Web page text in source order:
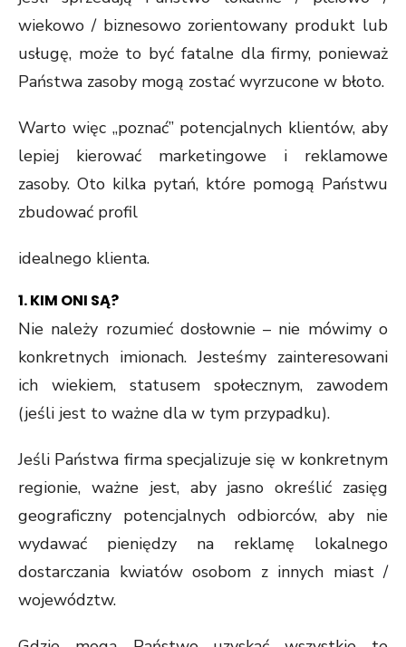
wiekowo / biznesowo zorientowany produkt lub
usługę, może to być fatalne dla firmy, ponieważ
Państwa zasoby mogą zostać wyrzucone w błoto.
Warto więc „poznać” potencjalnych klientów, aby
lepiej kierować marketingowe i reklamowe
zasoby. Oto kilka pytań, które pomogą Państwu
zbudować profil
idealnego klienta.
1. KIM ONI SĄ?
Nie należy rozumieć dosłownie – nie mówimy o
konkretnych imionach. Jesteśmy zainteresowani
ich wiekiem, statusem społecznym, zawodem
(jeśli jest to ważne dla w tym przypadku).
Jeśli Państwa firma specjalizuje się w konkretnym
regionie, ważne jest, aby jasno określić zasięg
geograficzny potencjalnych odbiorców, aby nie
wydawać pieniędzy na reklamę lokalnego
dostarczania kwiatów osobom z innych miast /
województw.